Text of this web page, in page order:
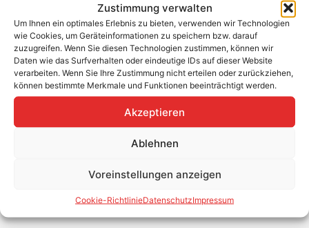
Zustimmung verwalten
Um Ihnen ein optimales Erlebnis zu bieten, verwenden wir Technologien
wie Cookies, um Geräteinformationen zu speichern bzw. darauf
zuzugreifen. Wenn Sie diesen Technologien zustimmen, können wir
Daten wie das Surfverhalten oder eindeutige IDs auf dieser Website
verarbeiten. Wenn Sie Ihre Zustimmung nicht erteilen oder zurückziehen,
können bestimmte Merkmale und Funktionen beeinträchtigt werden.
Akzeptieren
Ablehnen
Voreinstellungen anzeigen
Cookie-RichtlinieDatenschutzImpressum
DC Sicherungseinsatz 12 A / 1000 V
Schmelzsicherung für den Schutz von einzelnen
Modulstrings bei Parallelverschaltungen. Nur in
geeigneten Sicherungshaltern verwenden.